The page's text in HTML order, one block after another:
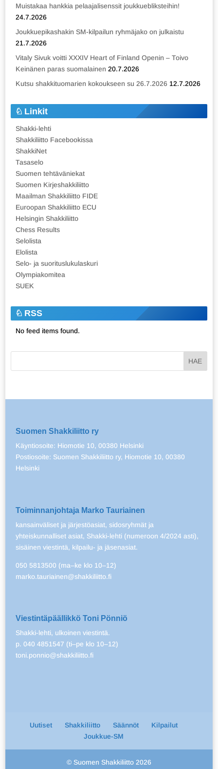
Muistakaa hankkia pelaajalisenssit joukkuebliksteihin!
24.7.2026
Joukkuepikashakin SM-kilpailun ryhmäjako on julkaistu
21.7.2026
Vitaly Sivuk voitti XXXIV Heart of Finland Openin – Toivo
Keinänen paras suomalainen 20.7.2026
Kutsu shakkituomarien kokoukseen su 26.7.2026 12.7.2026
Linkit
Shakki-lehti
Shakkiliitto Facebookissa
ShakkiNet
Tasaselo
Suomen tehtäväniekat
Suomen Kirjeshakkiliitto
Maailman Shakkiliitto FIDE
Euroopan Shakkiliitto ECU
Helsingin Shakkiliitto
Chess Results
Selolista
Elolista
Selo- ja suorituslukulaskuri
Olympiakomitea
SUEK
RSS
No feed items found.
Suomen Shakkiliitto ry
Käyntiosoite: Hiomotie 10, 00380 Helsinki
Postiosoite: Suomen Shakkiliitto ry, Hiomotie 10, 00380
Helsinki
Toiminnanjohtaja Marko Tauriainen
kansainväliset ja järjestöasiat, sidosryhmät ja
yhteiskunnalliset asiat, Shakki-lehti (numeroon 4/2024 asti),
sisäinen viestintä, kilpailu- ja jäsenasiat.
050 5813500 (ma–ke klo 10–12)
marko.tauriainen@shakkiliitto.fi
Viestintäpäällikkö Toni Pönniö
Shakki-lehti, ulkoinen viestintä.
p. 040 4851547 (ti–pe klo 10–12)
toni.ponnio@shakkiliitto.fi
Uutiset Shakkiliitto Säännöt
Kilpailut
Joukkue-SM
© Suomen Shakkiliitto 2026